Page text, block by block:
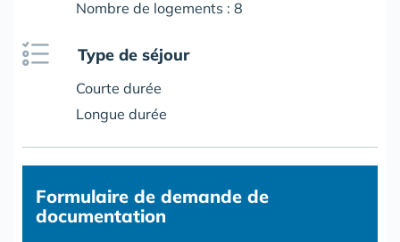
Nombre de logements : 8
Type de séjour
Courte durée
Longue durée
Formulaire de demande de
documentation